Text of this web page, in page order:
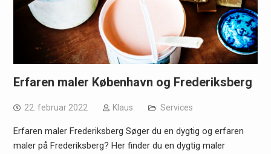
Erfaren maler København og Frederiksberg
22. februar 2022 Klaus Services
Erfaren maler Frederiksberg Søger du en dygtig og erfaren
maler på Frederiksberg? Her finder du en dygtig maler